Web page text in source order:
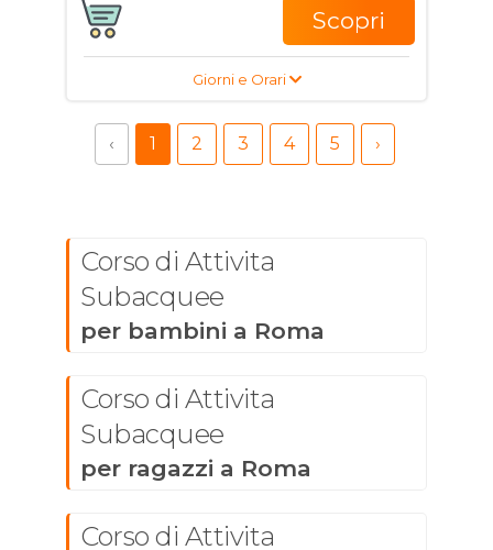
Scopri
Giorni e Orari
‹ 1 2 3 4 5 ›
Corso di Attivita
Subacquee
per bambini a Roma
Corso di Attivita
Subacquee
per ragazzi a Roma
Corso di Attivita